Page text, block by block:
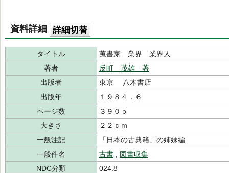
資料詳細 詳細切替
タイトル
蒐書家 業界 業界人
著者
反町 茂雄 著
出版者
東京 八木書店
出版年
１９８４．６
ページ数
３９０ｐ
大きさ
２２ｃｍ
一般注記
「日本の古典籍」の姉妹編
一般件名
古書
図書収集
NDC分類
024.8